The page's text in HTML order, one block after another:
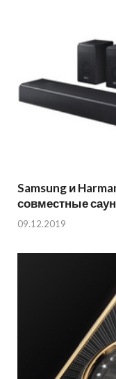
Samsung и
совместные
09.12.2019